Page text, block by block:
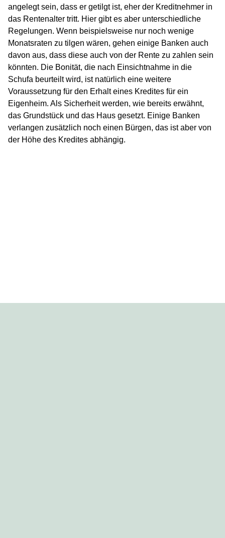
angelegt sein, dass er getilgt ist, eher der Kreditnehmer in
das Rentenalter tritt. Hier gibt es aber unterschiedliche
Regelungen. Wenn beispielsweise nur noch wenige
Monatsraten zu tilgen wären, gehen einige Banken auch
davon aus, dass diese auch von der Rente zu zahlen sein
könnten. Die Bonität, die nach Einsichtnahme in die
Schufa beurteilt wird, ist natürlich eine weitere
Voraussetzung für den Erhalt eines Kredites für ein
Eigenheim. Als Sicherheit werden, wie bereits erwähnt,
das Grundstück und das Haus gesetzt. Einige Banken
verlangen zusätzlich noch einen Bürgen, das ist aber von
der Höhe des Kredites abhängig.